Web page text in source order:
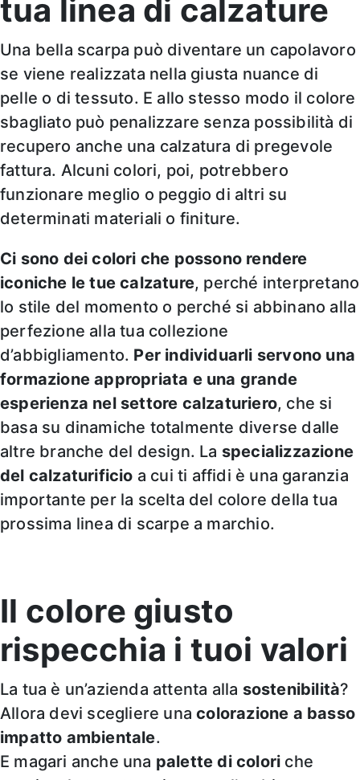
tua linea di calzature
Una bella scarpa può diventare un capolavoro
se viene realizzata nella giusta nuance di
pelle o di tessuto. E allo stesso modo il colore
sbagliato può penalizzare senza possibilità di
recupero anche una calzatura di pregevole
fattura. Alcuni colori, poi, potrebbero
funzionare meglio o peggio di altri su
determinati materiali o finiture.
Ci sono dei colori che possono rendere
iconiche le tue calzature, perché interpretano
lo stile del momento o perché si abbinano alla
perfezione alla tua collezione
d’abbigliamento. Per individuarli servono una
formazione appropriata e una grande
esperienza nel settore calzaturiero, che si
basa su dinamiche totalmente diverse dalle
altre branche del design. La specializzazione
del calzaturificio a cui ti affidi è una garanzia
importante per la scelta del colore della tua
prossima linea di scarpe a marchio.
Il colore giusto
rispecchia i tuoi valori
La tua è un’azienda attenta alla sostenibilità?
Allora devi scegliere unacolorazione a basso
impatto ambientale.
E magari anche una palette di colori che